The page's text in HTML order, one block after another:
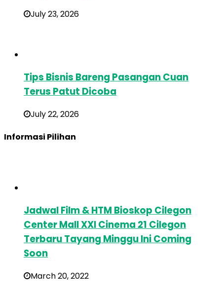
July 23, 2026
Tips Bisnis Bareng Pasangan Cuan
Terus Patut Dicoba
July 22, 2026
Informasi Pilihan
Jadwal Film & HTM Bioskop Cilegon
Center Mall XXI Cinema 21 Cilegon
Terbaru Tayang Minggu Ini Coming
Soon
March 20, 2022